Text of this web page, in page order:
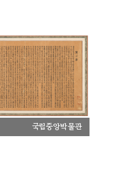
국립중앙박물관